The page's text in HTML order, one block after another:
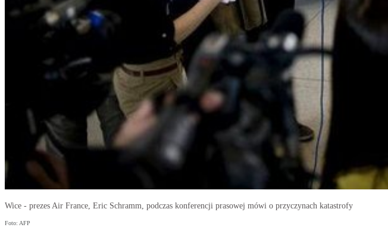
Wice - prezes Air France, Eric Schramm, podczas konferencji prasowej mówi o przyczynach katastrofy
Foto: AFP